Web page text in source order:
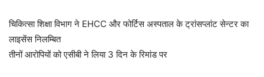
चिकित्सा शिक्षा विभाग ने EHCC और फोर्टिस अस्पताल के ट्रांसप्लांट सेन्टर का
लाइसेंस निलम्बित
तीनों आरोपियों को एसीबी ने लिया 3 दिन के रिमांड पर